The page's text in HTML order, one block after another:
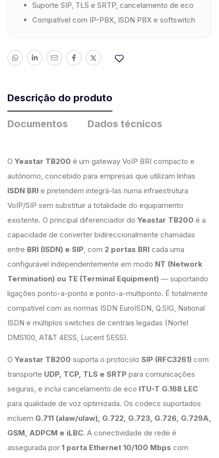
Suporte SIP, TLS e SRTP, cancelamento de eco
Compatível com IP-PBX, ISDN PBX e softswitch
Descrição do produto
Documentos Dados técnicos
O Yeastar TB200 é um gateway VoIP BRI compacto e
autónomo, concebido para empresas que utilizam linhas
ISDN BRI e pretendem integrá-las numa infraestrutura
VoIP/SIP sem substituir a totalidade do equipamento
existente. O principal diferenciador do Yeastar TB200 é a
capacidade de converter bidireccionalmente chamadas
entre BRI (ISDN) e SIP, com 2 portas BRI cada uma
configurável independentemente em modo NT (Network
Termination) ou TE (Terminal Equipment) — suportando
ligações ponto-a-ponto e ponto-a-multiponto. É totalmente
compatível com as normas ISDN EuroISDN, Q.SIG, National
ISDN e múltiplos switches de centrais legadas (Nortel
DMS100, AT&T 4ESS, Lucent 5ESS).
O Yeastar TB200 suporta o protocolo SIP (RFC3261) com
transporte UDP, TCP, TLS e SRTP para comunicações
seguras, e inclui cancelamento de eco ITU-T G.168 LEC
para qualidade de voz optimizada. Os codecs suportados
incluem G.711 (alaw/ulaw), G.722, G.723, G.726, G.729A,
GSM, ADPCM e iLBC. A conectividade de rede é
assegurada por 1 porta Ethernet 10/100 Mbps com